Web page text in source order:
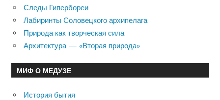
Следы Гипербореи
Лабиринты Соловецкого архипелага
Природа как творческая сила
Архитектура — «Вторая природа»
МИФ О МЕДУЗЕ
История бытия